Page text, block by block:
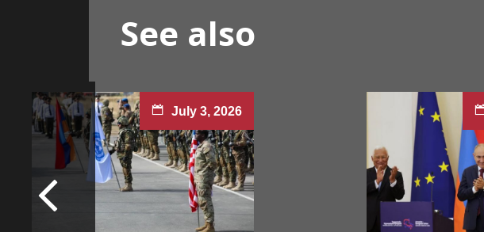
See also
July 3, 2026